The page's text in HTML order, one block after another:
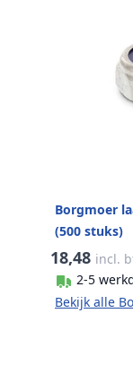
Borgmoer
(500 stuks)
18,48 incl.
2-5
Bekijk alle